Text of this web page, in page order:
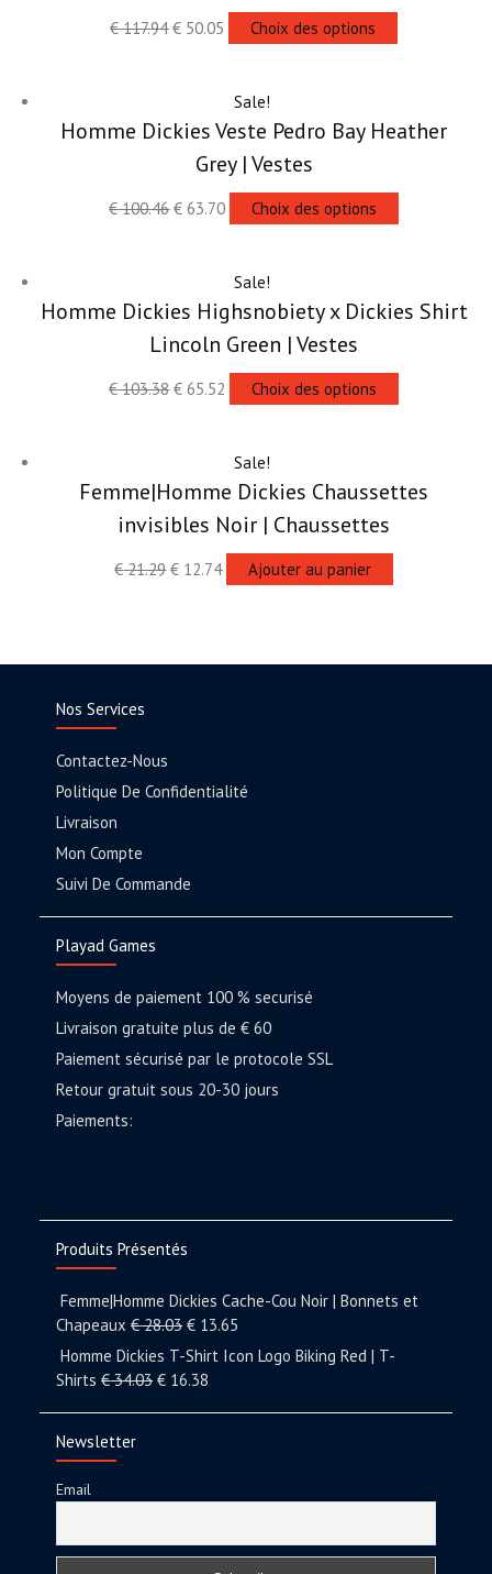
€117.94 € 50.05 Choix des options
Sale!
Homme Dickies Veste Pedro Bay Heather
Grey | Vestes
€100.46 € 63.70 Choix des options
Sale!
Homme Dickies Highsnobiety x Dickies Shirt
Lincoln Green | Vestes
€103.38 € 65.52 Choix des options
Sale!
Femme|Homme Dickies Chaussettes
invisibles Noir | Chaussettes
€21.29 € 12.74 Ajouter au panier
Nos Services
Contactez-Nous
Politique De Confidentialité
Livraison
Mon Compte
Suivi De Commande
Playad Games
Moyens de paiement 100 % securisé
Livraison gratuite plus de € 60
Paiement sécurisé par le protocole SSL
Retour gratuit sous 20-30 jours
Paiements:
Produits Présentés
Femme|Homme Dickies Cache-Cou Noir | Bonnets et
Chapeaux €28.03 € 13.65
Homme Dickies T-Shirt Icon Logo Biking Red | T-
Shirts €34.03 € 16.38
Newsletter
Email